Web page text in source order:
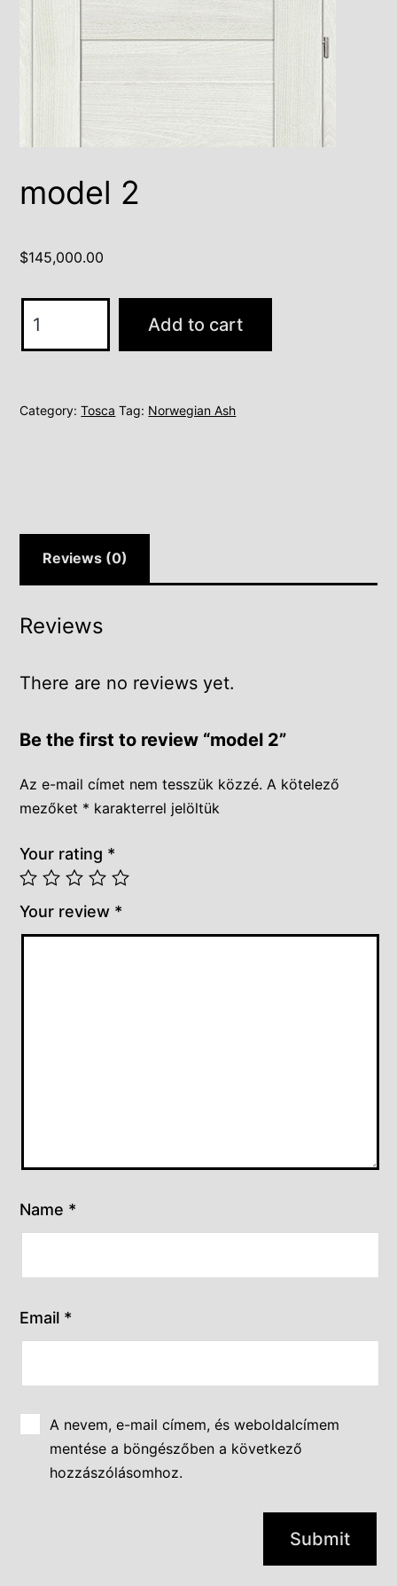
model 2
$145,000.00
Add to cart
Category:Tosca Tag: Norwegian Ash
Reviews (0)
Reviews
There are no reviews yet.
Be the first to review “model 2”
Az e-mail címet nem tesszük közzé. A kötelező
mezőket * karakterrel jelöltük
Your rating *
Your review *
Name *
Email *
A nevem, e-mail címem, és weboldalcímem
mentése a böngészőben a következő
hozzászólásomhoz.